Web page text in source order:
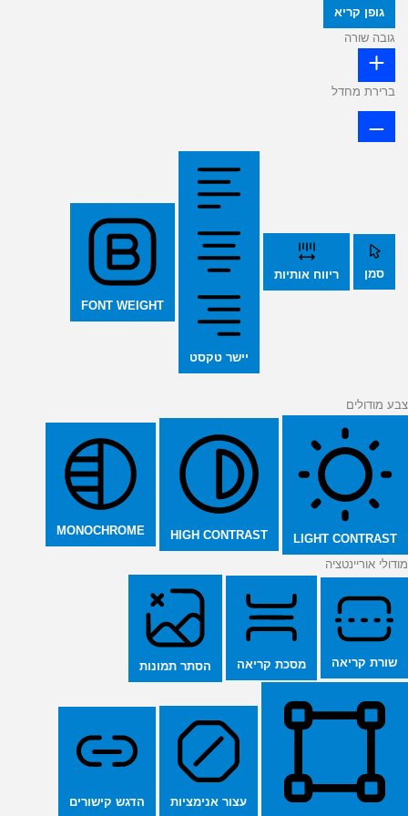
גופן קריא
גובה שורה
ברירת מחדל
סמן ריווח אותיות
יישר טקסט
FONT WEIGHT
צבע מודולים
LIGHT CONTRAST
HIGH CONTRAST
MONOCHROME
מודולי אוריינטציה
שורת קריאה מסכת קריאה הסתר תמונות
עצור אנימציות הדגש קישורים